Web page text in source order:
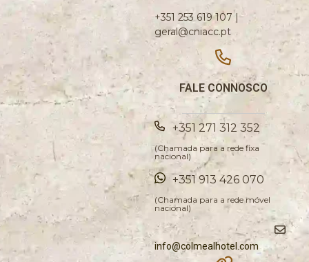
+351 253 619 107 |
geral@cniacc.pt
FALE CONNOSCO
+351 271 312 352
(Chamada para a rede fixa
nacional)
+351 913 426 070
(Chamada para a rede móvel
nacional)
info@colmealhotel.com